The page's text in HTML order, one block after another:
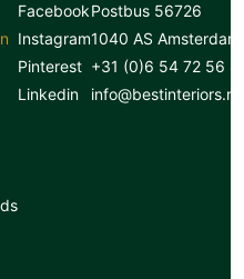
Facebook
Instagram
Pinterest
Linkedin
Postbus 56726
1040 AS Amsterdam
+31 (0)6 54 72 56
info@bestinteriors.nl